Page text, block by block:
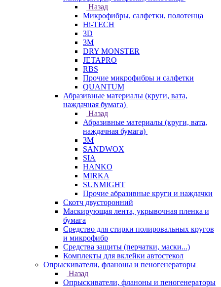
Назад
Микрофибры, салфетки, полотенца
Hi-TECH
3D
3М
DRY MONSTER
JETAPRO
RBS
Прочие микрофибры и салфетки
QUANTUM
Абразивные материалы (круги, вата,
наждачная бумага)
Назад
Абразивные материалы (круги, вата,
наждачная бумага)
3М
SANDWOX
SIA
HANKO
MIRKA
SUNMIGHT
Прочие абразивные круги и наждачки
Скотч двусторонний
Маскирующая лента, укрывочная пленка и
бумага
Средство для стирки полировальных кругов
и микрофибр
Средства защиты (перчатки, маски...)
Комплекты для вклейки автостекол
Опрыскиватели, фланоны и пеногенераторы
Назад
Опрыскиватели, фланоны и пеногенераторы